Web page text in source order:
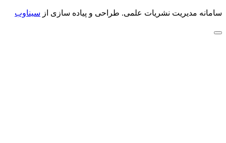
سامانه مدیریت نشریات علمی. طراحی و پیاده سازی از سیناوب